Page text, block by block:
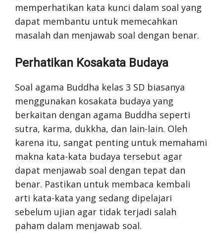
memperhatikan kata kunci dalam soal yang
dapat membantu untuk memecahkan
masalah dan menjawab soal dengan benar.
Perhatikan Kosakata Budaya
Soal agama Buddha kelas 3 SD biasanya
menggunakan kosakata budaya yang
berkaitan dengan agama Buddha seperti
sutra, karma, dukkha, dan lain-lain. Oleh
karena itu, sangat penting untuk memahami
makna kata-kata budaya tersebut agar
dapat menjawab soal dengan tepat dan
benar. Pastikan untuk membaca kembali
arti kata-kata yang sedang dipelajari
sebelum ujian agar tidak terjadi salah
paham dalam menjawab soal.